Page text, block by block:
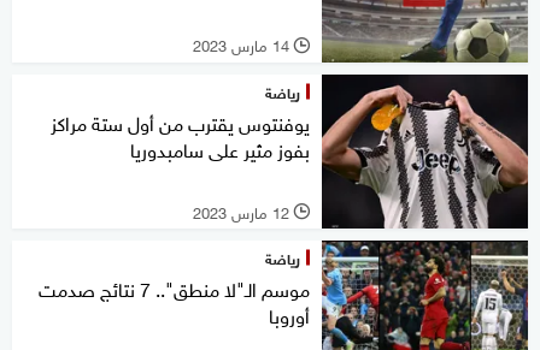
l 14 مارس 2023
رياضة
يوفنتوس يقترب من أول ستة مراكز
بفوز مثير على سامبدوريا
l 12 مارس 2023
رياضة
موسم الـ"لا منطق".. 7 نتائج صدمت
أوروبا